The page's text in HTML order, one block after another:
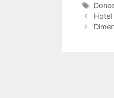
Hotel